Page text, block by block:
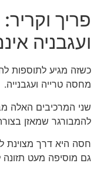
פריך
ועגבניה
כשזה מגיע לתוספות
מחסה טרייה ועגבנייה.
שני המרכיבים האלה
להמבורגר שמאזן
חסה היא דרך מצוינת
גם מוסיפה מעט